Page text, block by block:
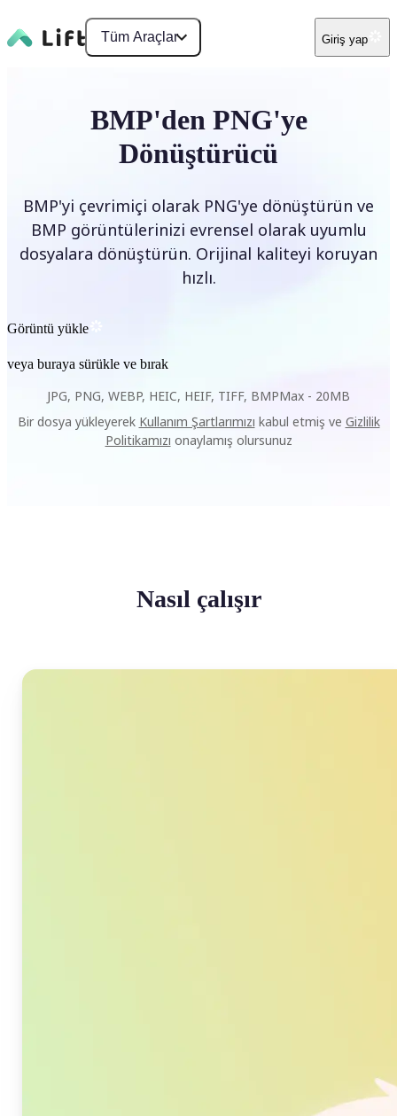
Tüm Araçlar Giriş yap
BMP'den PNG'ye
Dönüştürücü
BMP'yi çevrimiçi olarak PNG'ye dönüştürün ve
BMP görüntülerinizi evrensel olarak uyumlu
dosyalara dönüştürün. Orijinal kaliteyi koruyan
hızlı.
Görüntü yükle
veya buraya sürükle ve bırak
JPG, PNG, WEBP, HEIC, HEIF, TIFF, BMPMax - 20MB
Bir dosya yükleyerek Kullanım Şartlarımızı kabul etmiş ve Gizlilik
Politikamızı onaylamış olursunuz
Nasıl çalışır